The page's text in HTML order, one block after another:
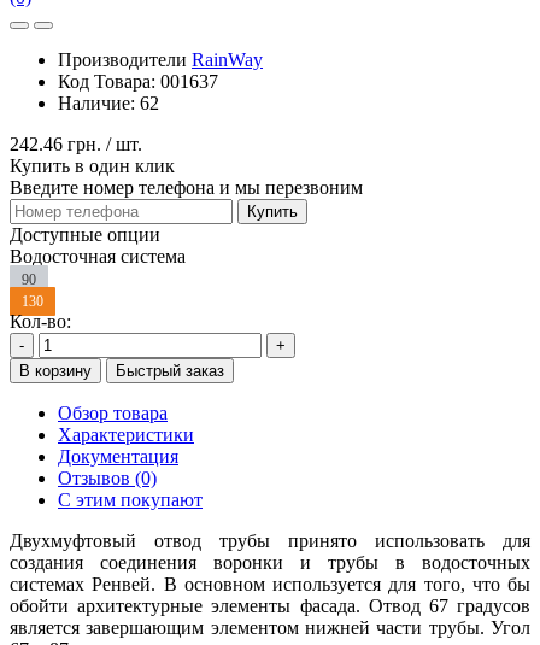
Производители RainWay
Код Товара: 001637
Наличие: 62
242.46 грн. / шт.
Купить в один клик
Введите номер телефона и мы перезвоним
Купить
Доступные опции
Водосточная система
90
130
Кол-во:
-
+
В корзину
Быстрый заказ
Обзор товара
Характеристики
Документация
Отзывов (0)
С этим покупают
Двухмуфтовый отвод трубы принято использовать для
создания соединения воронки и трубы в водосточных
системах Ренвей. В основном используется для того, что бы
обойти архитектурные элементы фасада. Отвод 67 градусов
является завершающим элементом нижней части трубы. Угол